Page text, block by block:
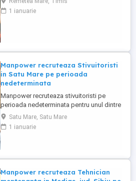
disponibilitatea de a lucra in 3 schimburi
Beneficii: - salariu 5200 brut - tichete de
1 ianuarie
Manpower recruteaza Stivuitoristi
in Satu Mare pe perioada
nedeterminata
Manpower recruteaza stivuitoristi pe
perioada nedeterminata pentru unul dintre
cei mai importanți furnizori mondiali de
componente pentru industria auto.
Responsabilitati principale: - manipularea
descarcarea camioanelor ...
Satu Mare, Satu Mare
1 ianuarie
Manpower recruteaza Tehnician